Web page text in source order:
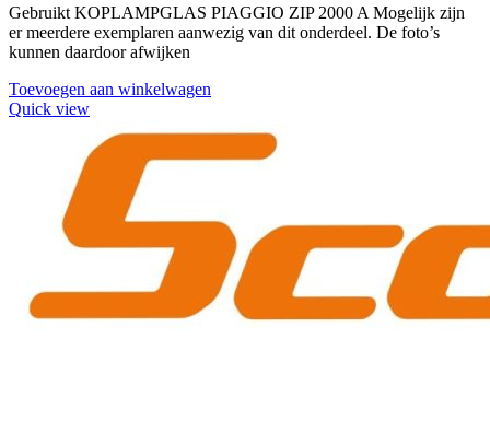
Gebruikt KOPLAMPGLAS PIAGGIO ZIP 2000 A Mogelijk zijn
er meerdere exemplaren aanwezig van dit onderdeel. De foto’s
kunnen daardoor afwijken
Toevoegen aan winkelwagen
Quick view